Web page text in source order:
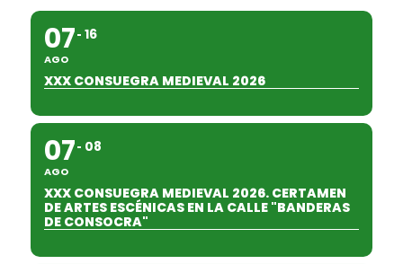
07
AGO
16
XXX CONSUEGRA MEDIEVAL 2026
07
AGO
08
XXX CONSUEGRA MEDIEVAL 2026. CERTAMEN
DE ARTES ESCÉNICAS EN LA CALLE "BANDERAS
DE CONSOCRA"